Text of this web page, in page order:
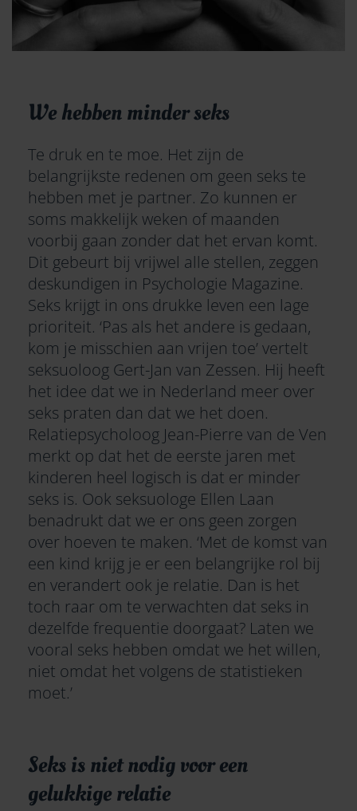
We hebben minder seks
Te druk en te moe. Het zijn de
belangrijkste redenen om geen seks te
hebben met je partner. Zo kunnen er
soms makkelijk weken of maanden
voorbij gaan zonder dat het ervan komt.
Dit gebeurt bij vrijwel alle stellen, zeggen
deskundigen in Psychologie Magazine.
Seks krijgt in ons drukke leven een lage
prioriteit. ‘Pas als het andere is gedaan,
kom je misschien aan vrijen toe’ vertelt
seksuoloog Gert-Jan van Zessen. Hij heeft
het idee dat we in Nederland meer over
seks praten dan dat we het doen.
Relatiepsycholoog Jean-Pierre van de Ven
merkt op dat het de eerste jaren met
kinderen heel logisch is dat er minder
seks is. Ook seksuologe Ellen Laan
benadrukt dat we er ons geen zorgen
over hoeven te maken. ‘Met de komst van
een kind krijg je er een belangrijke rol bij
en verandert ook je relatie. Dan is het
toch raar om te verwachten dat seks in
dezelfde frequentie doorgaat? Laten we
vooral seks hebben omdat we het willen,
niet omdat het volgens de statistieken
moet.’
Seks is niet nodig voor een
gelukkige relatie